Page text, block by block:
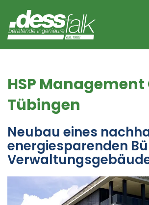
HSP Management
Tübingen
Neubau eines
energiesparenden